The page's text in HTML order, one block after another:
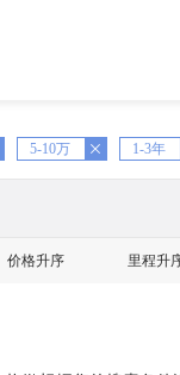
5-10万 1-3年
X
价格升序 里程升